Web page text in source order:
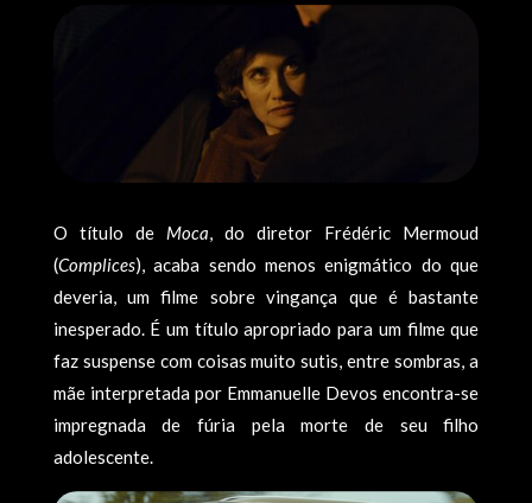
O título de Moca, do diretor Frédéric Mermoud
(Complices), acaba sendo menos enigmático do que
deveria, um filme sobre vingança que é bastante
inesperado. É um título apropriado para um filme que
faz suspense com coisas muito sutis, entre sombras, a
mãe interpretada por Emmanuelle Devos encontra-se
impregnada de fúria pela morte de seu filho
adolescente.